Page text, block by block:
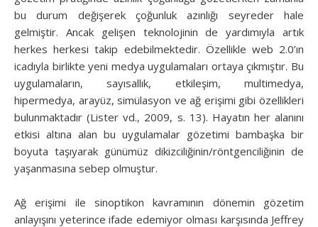
bu durum değişerek çoğunluk azınlığı seyreder hale
gelmiştir. Ancak gelişen teknolojinin de yardımıyla artık
herkes herkesi takip edebilmektedir. Özellikle web 2.0’ın
icadıyla birlikte yeni medya uygulamaları ortaya çıkmıştır. Bu
uygulamaların, sayısallık, etkileşim, multimedya,
hipermedya, arayüz, simülasyon ve ağ erişimi gibi özellikleri
bulunmaktadır (Lister vd., 2009, s. 13). Hayatın her alanını
etkisi altına alan bu uygulamalar gözetimi bambaşka bir
boyuta taşıyarak günümüz dikizciliğinin/röntgenciliğinin de
yaşanmasına sebep olmuştur.
Ağ erişimi ile sinoptikon kavramının dönemin gözetim
anlayışını yeterince ifade edemiyor olması karşısında Jeffrey